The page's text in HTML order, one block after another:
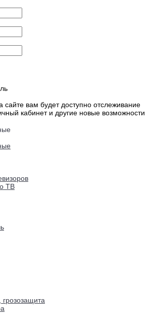
сайте вам будет доступно отслеживание
кабинет и другие новые возможности
ТВ
грозозащита